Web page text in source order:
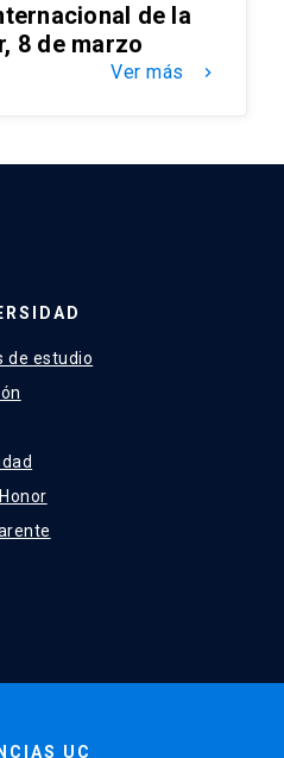
de la
8 de marzo
Ver más keyboard_arrow_right
de estudio
UC